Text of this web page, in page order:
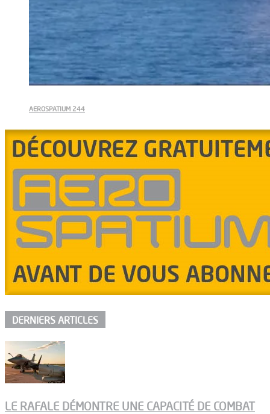
AEROSPATIUM 244
DERNIERS ARTICLES
LE RAFALE DÉMONTRE UNE CAPACITÉ DE COMBAT